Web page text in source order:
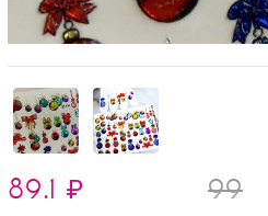
89.1 ₽ 99